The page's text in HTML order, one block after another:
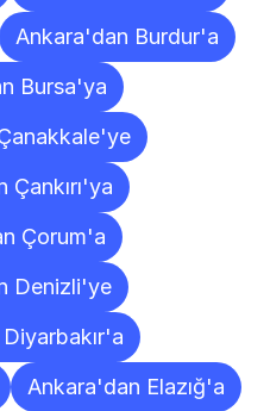
Ankara'dan Burdur'a
Bursa'ya
Çankırı'ya
Çorum'a
Denizli'ye
Ankara'dan Elazığ'a